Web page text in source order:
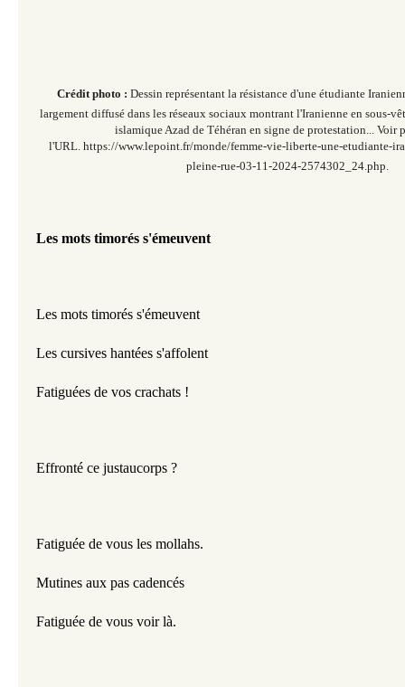
Crédit photo : Dessin représentant la résistance d'une étudiante
largement diffusé dans les réseaux sociaux montrant l'Iranienne en sous-
islamique Azad de Téhéran en signe de protestation... Voir
l'URL. https://www.lepoint.fr/monde/femme-vie-liberte-une-etudiante-
pleine-rue-03-11-2024-2574302_24.php.
Les mots timorés s'émeuvent
Les mots timorés s'émeuvent
Les cursives hantées s'affolent
Fatiguées de vos crachats !
Effronté ce justaucorps ?
Fatiguée de vous les mollahs.
Mutines aux pas cadencés
Fatiguée de vous voir là.